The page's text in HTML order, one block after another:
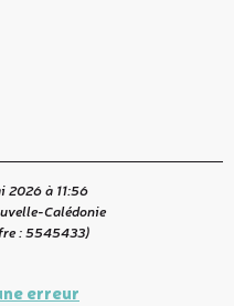
2026 à 11:56
Calédonie
:5545433)
erreur